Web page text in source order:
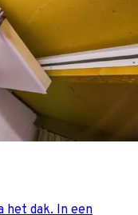
het dak. In een